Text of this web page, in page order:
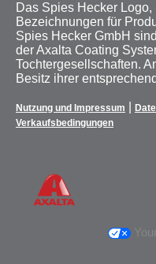
Das Spies Hecker
Bezeichnungen für
Spies Hecker GmbH
der Axalta Coating
Tochtergesellschaften.
Besitz ihrer
Nutzung und Impressum
Verkaufsbedingungen